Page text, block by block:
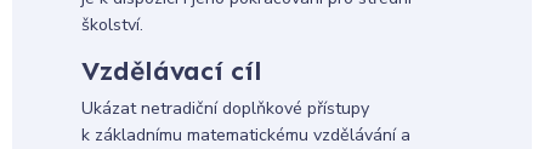
školství.
Vzdělávací cíl
Ukázat netradiční doplňkové přístupy
k základnímu matematickému vzdělávání a